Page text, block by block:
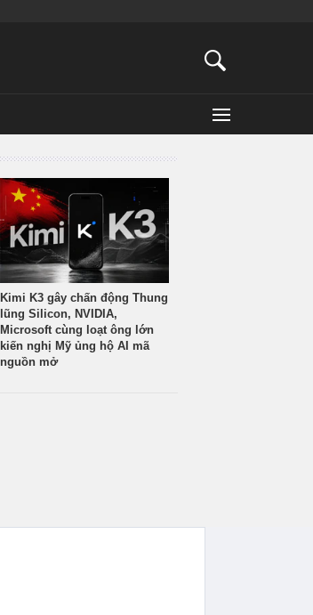
Kimi K3 gây chấn động Thung
lũng Silicon, NVIDIA,
Microsoft cùng loạt ông lớn
kiến nghị Mỹ ủng hộ AI mã
nguồn mở